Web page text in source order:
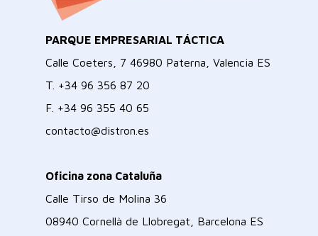
PARQUE EMPRESARIAL TÁCTICA
Calle Coeters, 7 46980 Paterna, Valencia ES
T. +34 96 356 87 20
F. +34 96 355 40 65
contacto@distron.es
Oficina zona Cataluña
Calle Tirso de Molina 36
08940 Cornellà de Llobregat, Barcelona ES